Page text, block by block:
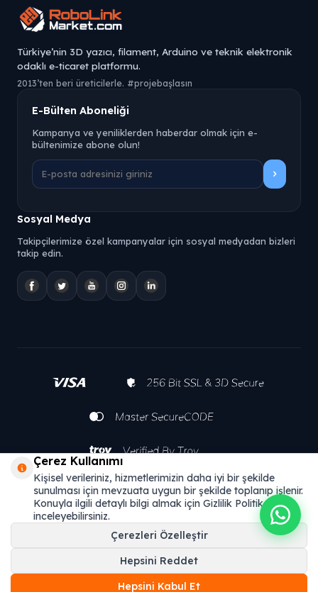
Türkiye’nin 3D yazıcı, filament, Arduino ve teknik elektronik
odaklı e-ticaret platformu.
2013’ten beri üreticilerle. #projebaşlasın
E-Bülten Aboneliği
Kampanya ve yeniliklerden haberdar olmak için e-
bültenimize abone olun!
Sosyal Medya
Takipçilerimize özel kampanyalar için sosyal medyadan bizleri
takip edin.
E-TicaretSistemleriyle Hazırlanmıştır.
Çerez Kullanımı
Kişisel verileriniz, hizmetlerimizin daha iyi bir şekilde
sunulması için mevzuata uygun bir şekilde toplanıp işlenir.
Konuyla ilgili detaylı bilgi almak için Gizlilik Politikamızı
inceleyebilirsiniz.
Çerezleri Özelleştir
Hepsini Reddet
Hepsini Kabul Et